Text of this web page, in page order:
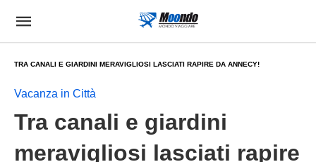
TRA CANALI E GIARDINI MERAVIGLIOSI LASCIATI RAPIRE DA ANNECY!
Vacanza in Città
Tra canali e giardini
meravigliosi lasciati rapire